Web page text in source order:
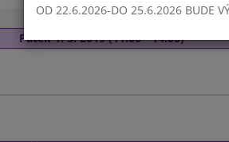
Pátek 1. 3. 2019 (11:00 - 14:00)
OD 22.6.2026-DO 25.6.2026 BUDE